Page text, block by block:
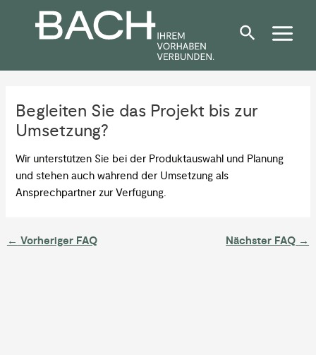
springen
Begleiten Sie das Projekt bis zur
Umsetzung?
Wir unterstützen Sie bei der Produktauswahl und Planung
und stehen auch während der Umsetzung als
Ansprechpartner zur Verfügung.
navigation
← Vorheriger FAQ Nächster FAQ →